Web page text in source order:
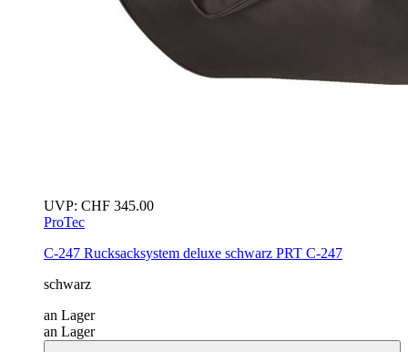
UVP: CHF 345.00
ProTec
C-247 Rucksacksystem deluxe schwarz PRT C-247
schwarz
an Lager
an Lager